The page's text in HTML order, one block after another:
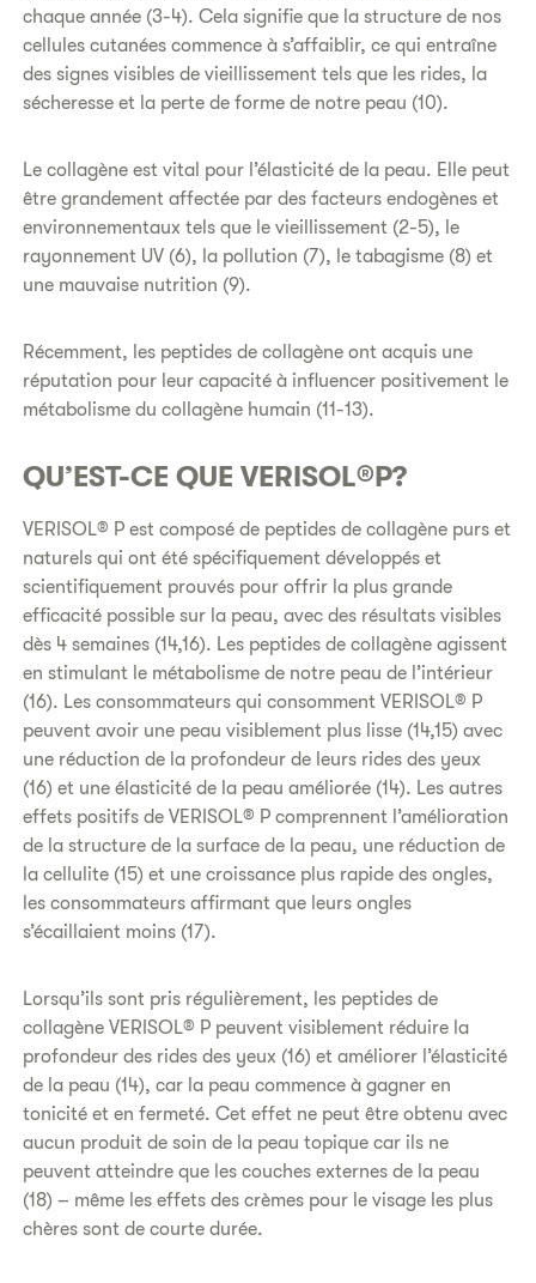
chaque année (3-4). Cela signifie que la structure de nos
cellules cutanées commence à s’affaiblir, ce qui entraîne
des signes visibles de vieillissement tels que les rides, la
sécheresse et la perte de forme de notre peau (10).
Le collagène est vital pour l’élasticité de la peau. Elle peut
être grandement affectée par des facteurs endogènes et
environnementaux tels que le vieillissement (2-5), le
rayonnement UV (6), la pollution (7), le tabagisme (8) et
une mauvaise nutrition (9).
Récemment, les peptides de collagène ont acquis une
réputation pour leur capacité à influencer positivement le
métabolisme du collagène humain (11-13).
QU’EST-CE QUE VERISOL®P?
VERISOL® P est composé de peptides de collagène purs et
naturels qui ont été spécifiquement développés et
scientifiquement prouvés pour offrir la plus grande
efficacité possible sur la peau, avec des résultats visibles
dès 4 semaines (14,16). Les peptides de collagène agissent
en stimulant le métabolisme de notre peau de l’intérieur
(16). Les consommateurs qui consomment VERISOL® P
peuvent avoir une peau visiblement plus lisse (14,15) avec
une réduction de la profondeur de leurs rides des yeux
(16) et une élasticité de la peau améliorée (14). Les autres
effets positifs de VERISOL® P comprennent l’amélioration
de la structure de la surface de la peau, une réduction de
la cellulite (15) et une croissance plus rapide des ongles,
les consommateurs affirmant que leurs ongles
s’écaillaient moins (17).
Lorsqu’ils sont pris régulièrement, les peptides de
collagène VERISOL® P peuvent visiblement réduire la
profondeur des rides des yeux (16) et améliorer l’élasticité
de la peau (14), car la peau commence à gagner en
tonicité et en fermeté. Cet effet ne peut être obtenu avec
aucun produit de soin de la peau topique car ils ne
peuvent atteindre que les couches externes de la peau
(18) – même les effets des crèmes pour le visage les plus
chères sont de courte durée.